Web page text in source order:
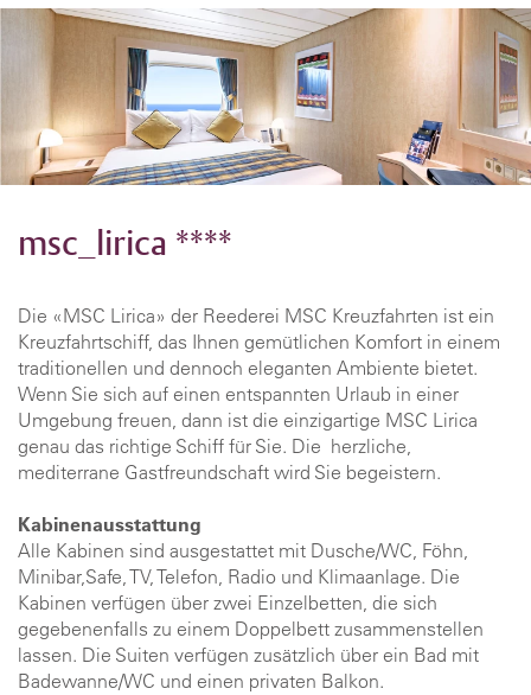
msc_lirica ****
Die «MSC Lirica» der Reederei MSC Kreuzfahrten ist ein
Kreuzfahrtschiff, das Ihnen gemütlichen Komfort in einem
traditionellen und dennoch eleganten Ambiente bietet.
Wenn Sie sich auf einen entspannten Urlaub in einer
Umgebung freuen, dann ist die einzigartige MSC Lirica
genau das richtige Schiff für Sie. Die herzliche,
mediterrane Gastfreundschaft wird Sie begeistern.
Kabinenausstattung
Alle Kabinen sind ausgestattet mit Dusche/WC, Föhn,
Minibar,Safe, TV, Telefon, Radio und Klimaanlage. Die
Kabinen verfügen über zwei Einzelbetten, die sich
gegebenenfalls zu einem Doppelbett zusammenstellen
lassen. Die Suiten verfügen zusätzlich über ein Bad mit
Badewanne/WC und einen privaten Balkon.